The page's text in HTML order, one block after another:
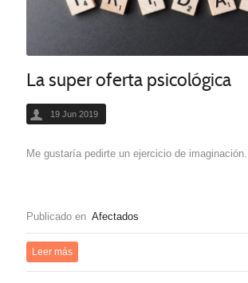
La super oferta psicológica
19 Jun 2019
Me gustaría pedirte un ejercicio de imaginación.
Publicado en Afectados
Leer más